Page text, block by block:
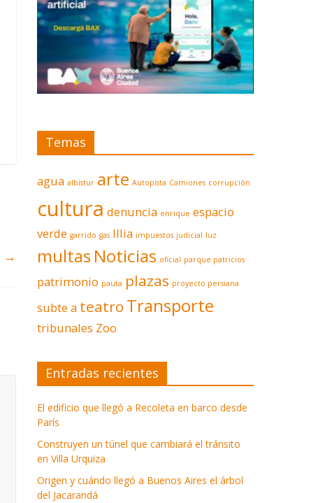
→
Temas
agua albistur arte Autopista Camiones corrupción
cultura denuncia enrique espacio
verde garrido gas Illia impuestos judicial luz
multas Noticias oficial parque patricios
patrimonio pauta plazas proyecto persiana
subte a teatro Transporte
tribunales Zoo
Entradas recientes
El edificio que llegó a Recoleta en barco desde
París
Construyen un túnel que cambiará el tránsito
en Villa Urquiza
Origen y cuándo llegó a Buenos Aires el árbol
del Jacarandá